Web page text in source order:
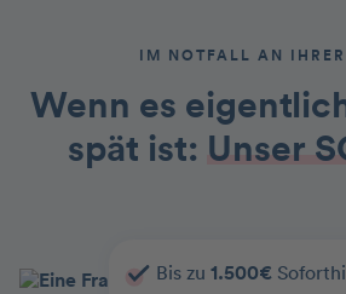
IM NOTFALL AN IHRER
Wenn es
spät ist: Unser
Bis zu1.500€